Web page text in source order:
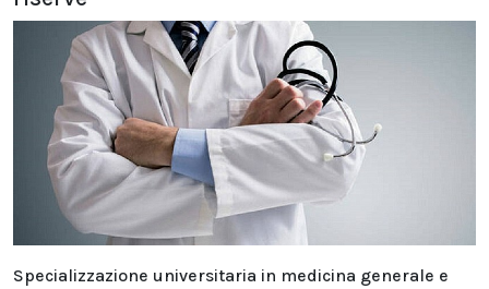
Specializzazione universitaria in medicina generale e